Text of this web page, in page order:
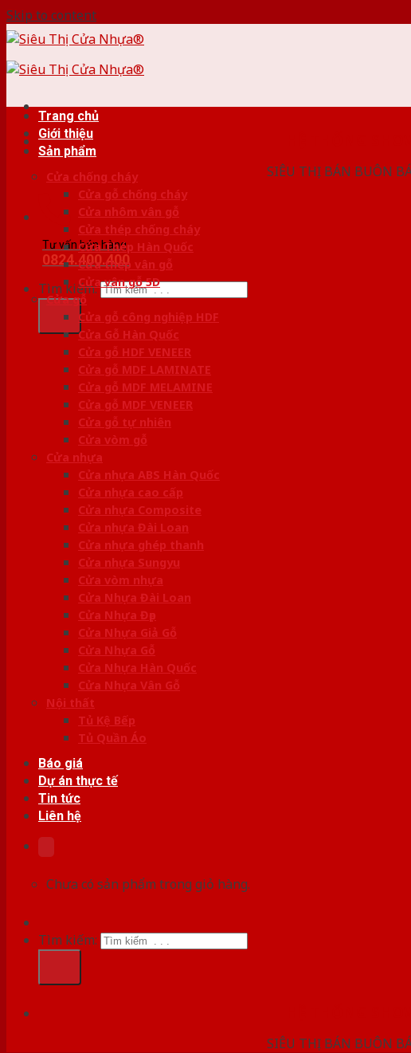
Skip to content
SIÊU THỊ BÁN BUÔN
Tư vấn bán hàng
0824.400.400
Tìm kiếm:
Trang chủ
Giới thiệu
Sản phẩm
Cửa chống cháy
Cửa gỗ chống cháy
Cửa nhôm vân gỗ
Cửa thép chống cháy
Cửa Thép Hàn Quốc
Cửa thép vân gỗ
Cửa vân gỗ 5D
Cửa gỗ
Cửa gỗ công nghiệp HDF
Cửa Gỗ Hàn Quốc
Cửa gỗ HDF VENEER
Cửa gỗ MDF LAMINATE
Cửa gỗ MDF MELAMINE
Cửa gỗ MDF VENEER
Cửa gỗ tự nhiên
Cửa vòm gỗ
Cửa nhựa
Cửa nhựa ABS Hàn Quốc
Cửa nhựa cao cấp
Cửa nhựa Composite
Cửa nhựa Đài Loan
Cửa nhựa ghép thanh
Cửa nhựa Sungyu
Cửa vòm nhựa
Cửa Nhựa Đài Loan
Cửa Nhựa Đẹp
Cửa Nhựa Giả Gỗ
Cửa Nhựa Gỗ
Cửa Nhựa Hàn Quốc
Cửa Nhựa Vân Gỗ
Nội thất
Tủ Kệ Bếp
Tủ Quần Áo
Báo giá
Dự án thực tế
Tin tức
Liên hệ
Chưa có sản phẩm trong giỏ hàng.
Tìm kiếm:
SIÊU THỊ BÁN BUÔN